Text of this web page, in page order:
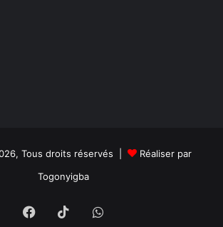
Tous droits réservés |
Réaliser par
Togonyigba
Facebook
TikTokWhatsApp